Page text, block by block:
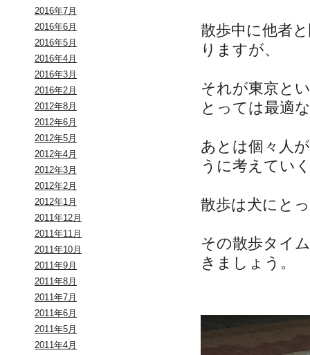
2016年7月
2016年6月
2016年5月
2016年4月
2016年3月
2016年2月
2012年8月
2012年6月
2012年5月
2012年4月
2012年3月
2012年2月
2012年1月
2011年12月
2011年11月
2011年10月
2011年9月
2011年8月
2011年7月
2011年6月
2011年5月
2011年4月
散歩中に他者
りますが、
それが東京と
とっては最適
あとは個々人
うに考えてい
散歩は犬にと
その散歩タイ
きましょう。